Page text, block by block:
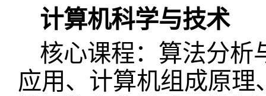
计算机科学与技术
核心课程：算法分析
应用、计算机组成原